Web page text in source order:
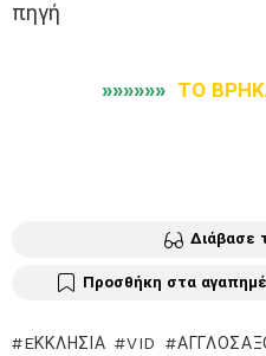
πηγή
»»»»»» ΤΟ
Διάβασε
Προσθήκη στα
EΚΚΛΗΣΊΑ VID